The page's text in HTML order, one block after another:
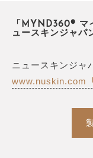
「MYND360® マ
ュースキンジャパ
ニュースキンジャ
www.nuskin.com